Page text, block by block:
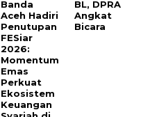
Banda
Aceh Hadiri
Penutupan
FESiar
2026:
Momentum
Emas
Perkuat
Ekosistem
Keuangan
BL, DPRA
Angkat
Bicara